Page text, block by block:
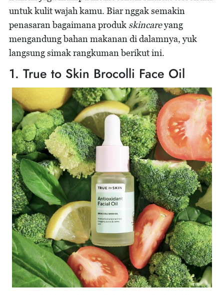
untuk kulit wajah kamu. Biar nggak semakin
penasaran bagaimana produk skincareyang
mengandung bahan makanan di dalamnya, yuk
langsung simak rangkuman berikut ini.
1. True to Skin Brocolli Face Oil